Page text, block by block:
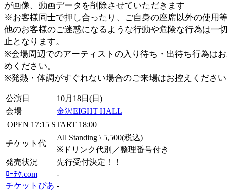
が画像、動画データを削除させていただきます
※お客様同士で押し合ったり、ご自身の座席以外の使用
他のお客様のご迷惑になるような行動や危険な行為は一
止となります。
※会場周辺でのアーティストの入り待ち・出待ち行為は
めください。
※発熱・体調がすぐれない場合のご来場はお控えくださ
公演日
10月18日(日)
会場
金沢EIGHT HALL
OPEN 17:15 START 18:00
チケット代
All Standing \ 5,500(税込)
※ドリンク代別／整理番号付き
発売状況
先行受付決定！！
ﾛｰﾁｹ.com
-
チケットぴあ -